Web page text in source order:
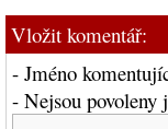
Vložit komentář:
- Jméno
- Nejsou